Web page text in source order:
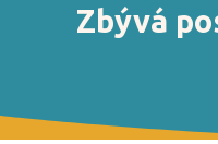
Zbývá